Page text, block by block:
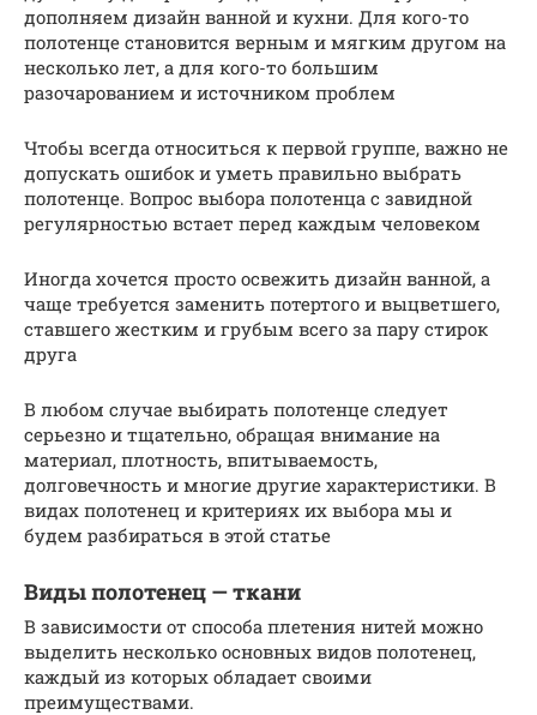
дополняем дизайн ванной и кухни. Для кого-то
полотенце становится верным и мягким другом на
несколько лет, а для кого-то большим
разочарованием и источником проблем
Чтобы всегда относиться к первой группе, важно не
допускать ошибок и уметь правильно выбрать
полотенце. Вопрос выбора полотенца с завидной
регулярностью встает перед каждым человеком
Иногда хочется просто освежить дизайн ванной, а
чаще требуется заменить потертого и выцветшего,
ставшего жестким и грубым всего за пару стирок
друга
В любом случае выбирать полотенце следует
серьезно и тщательно, обращая внимание на
материал, плотность, впитываемость,
долговечность и многие другие характеристики. В
видах полотенец и критериях их выбора мы и
будем разбираться в этой статье
Виды полотенец — ткани
В зависимости от способа плетения нитей можно
выделить несколько основных видов полотенец,
каждый из которых обладает своими
преимуществами.